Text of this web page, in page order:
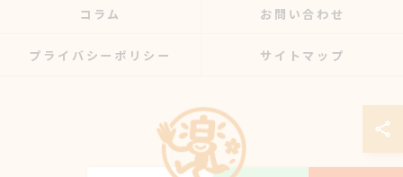
コラム お問い合わせ
プライバシーポリシー サイトマップ